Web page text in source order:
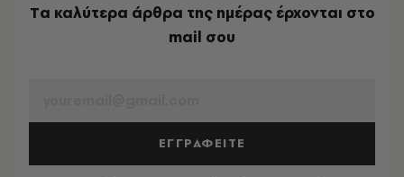
Tα καλύτερα άρθρα της ημέρας έρχονται στο
mail σου
ΕΓΓΡΑΦΕΙΤΕ